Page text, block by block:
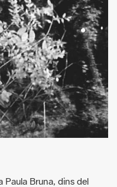
Paula Bruna, dins del
Borrell i Miquel